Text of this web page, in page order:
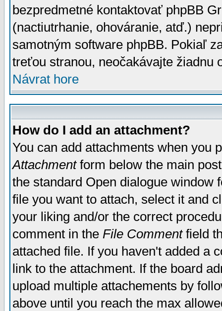
bezpredmetné kontaktovať phpBB
(nactiutrhanie, ohováranie, atď.)
samotným software phpBB. Pokiaľ
treťou stranou, neočakávajte žiadnu
Návrat hore
How do I add an attachment?
You can add attachments when you
Attachmentform below the main
the standard Open dialogue window
file you want to attach, select it and
your liking and/or the correct
comment in the File Commentfield
attached file. If you haven't added a
link to the attachment. If the board
upload multiple attachements by
above until you reach the max